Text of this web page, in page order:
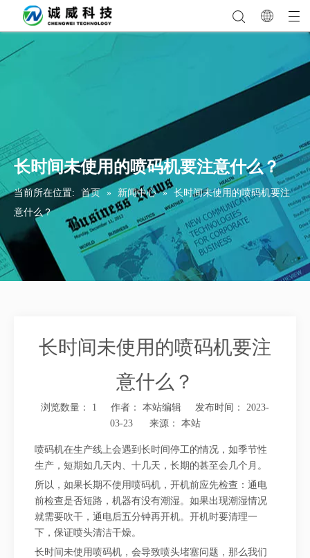
长时间未使用的喷码机要注意什么？
当前所在位置: 首页 » 新闻中心 » 长时间未使用的喷码机要注
意什么？
长时间未使用的喷码机要注
意什么？
浏览数量： 1 作者： 本站编辑 发布时间： 2023-
03-23 来源： 本站
["wechat","weibo","qzone","douban","email"]
喷码机在生产线上会遇到长时间停工的情况，如季节性
生产，短期如几天内、十几天，长期的甚至会几个月。
所以，如果长期不使用喷码机，开机前应先检查：通电
前检查是否短路，机器有没有潮湿。如果出现潮湿情况
就需要吹干，通电后五分钟再开机。开机时要清理一
下，保证喷头清洁干燥。
长时间未使用喷码机，会导致喷头堵塞问题，那么我们